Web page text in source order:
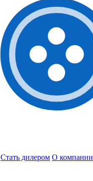
Стать дилером О компании